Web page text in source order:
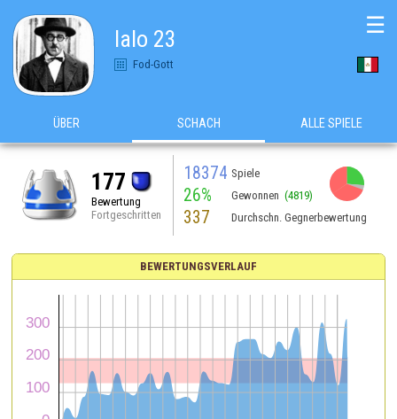
lalo 23
Fod-Gott
☰
ÜBER SCHACH ALLE SPIELE
177
Bewertung
Fortgeschritten
18374 Spiele
26% Gewonnen (4819)
337 Durchschn. Gegnerbewertung
BEWERTUNGSVERLAUF